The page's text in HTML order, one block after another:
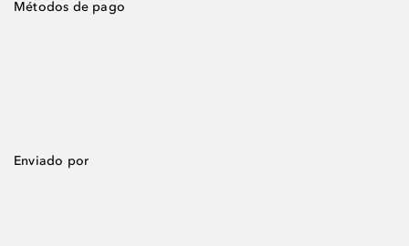
Métodos de pago
Enviado por